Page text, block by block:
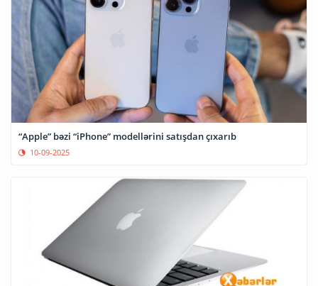
“Apple” bəzi “iPhone” modellərini satışdan çıxarıb
10-09-2025